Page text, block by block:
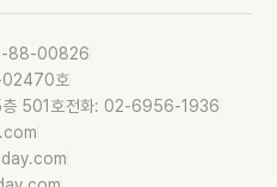
88-00826
02470호
501호전화: 02-6956-1936